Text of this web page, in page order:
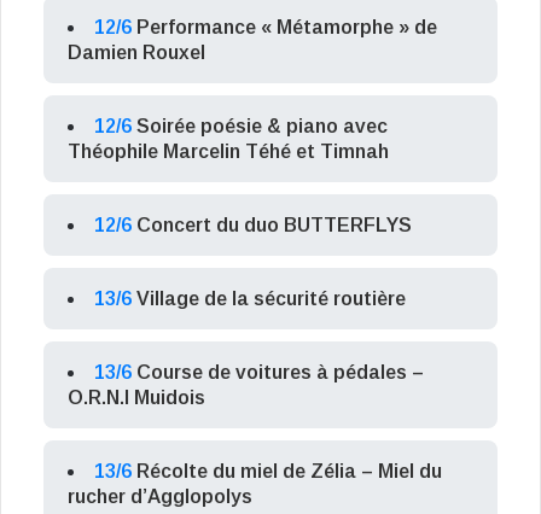
12/6 Performance « Métamorphe » de
Damien Rouxel
12/6 Soirée poésie & piano avec
Théophile Marcelin Téhé et Timnah
12/6 Concert du duo BUTTERFLYS
13/6 Village de la sécurité routière
13/6 Course de voitures à pédales –
O.R.N.I Muidois
13/6 Récolte du miel de Zélia – Miel du
rucher d’Agglopolys